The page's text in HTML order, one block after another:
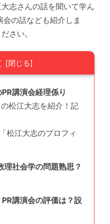
志さんの話を聞いて学ん
の話なども紹介しま
さい。
講演会経理係り
松江大志を紹介！記
松江大志のプロフィ
理社会学の問題熟思？
講演会の評価は？設